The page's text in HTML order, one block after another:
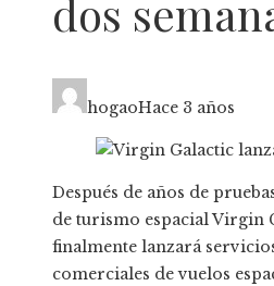
dos
hogaoHace 3 años
Después de años de
de turismo espacial Virgin
finalmente lanzará
comerciales de vuelos